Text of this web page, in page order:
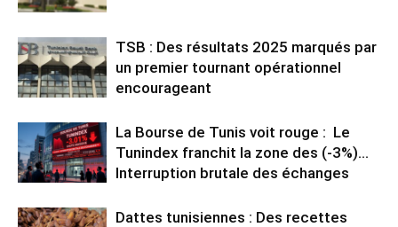
TSB : Des résultats 2025 marqués par
un premier tournant opérationnel
encourageant
La Bourse de Tunis voit rouge : Le
Tunindex franchit la zone des (-3%)…
Interruption brutale des échanges
Dattes tunisiennes : Des recettes